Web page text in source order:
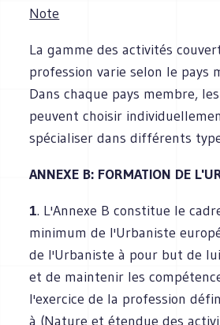
Note
La gamme des activités
profession varie selon le pays
Dans chaque pays membre,
peuvent choisir
spécialiser dans différents
ANNEXE B: FORMATION DE
1. L'Annexe B constitue le
minimum de l'Urbaniste
de l'Urbaniste à pour but de
et de maintenir les
l'exercice de la profession
à (Nature et étendue des